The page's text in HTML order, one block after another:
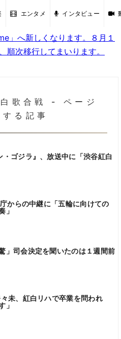
エンタメ インタビュー
」へ新しくなります。８月１
順次移行してまいります。
歌合戦 - ページ
る記事
・ゴジラ』、放送中に「渋谷紅白
からの中継に「五輪に向けての
」
」司会決定を聞いたのは１週間前
未、紅白リハで卒業を問われ
」